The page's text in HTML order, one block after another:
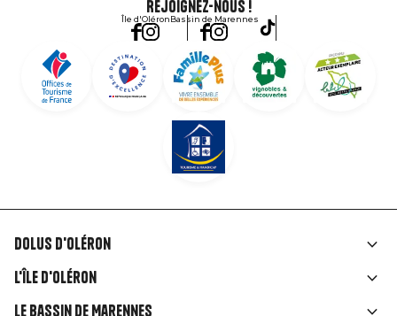
Rejoignez-nous !
Île d'OléronBassin de Marennes
Liens
rubriques
Dolus d'Oléron
L'île d'Oléron
Le Bassin de Marennes